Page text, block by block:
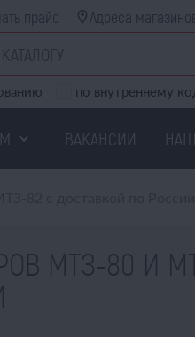
прайс Адреса
по внутреннему
ВАКАНСИИ
МТЗ-80 И